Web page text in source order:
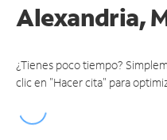
Alexandria,
¿Tienes poco tiempo?
clic en "Hacer cita" para